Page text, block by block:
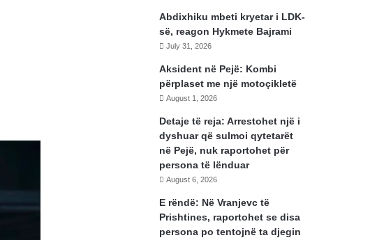
Abdixhiku mbeti kryetar i LDK-
së, reagon Hykmete Bajrami
July 31, 2026
Aksident në Pejë: Kombi
përplaset me një motoçikletë
August 1, 2026
Detaje të reja: Arrestohet një i
dyshuar që sulmoi qytetarët
në Pejë, nuk raportohet për
persona të lënduar
August 6, 2026
E rëndë: Në Vranjevc të
Prishtines, raportohet se disa
persona po tentojnë ta djegin